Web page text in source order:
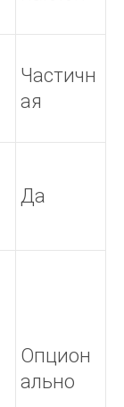
Частичн
ая
Да
Опцион
ально